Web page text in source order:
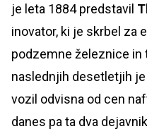
je leta 1884 predstavil
inovator, ki je skrbel za
podzemne železnice in
naslednjih desetletjih
vozil odvisna od cen
danes pa ta dva